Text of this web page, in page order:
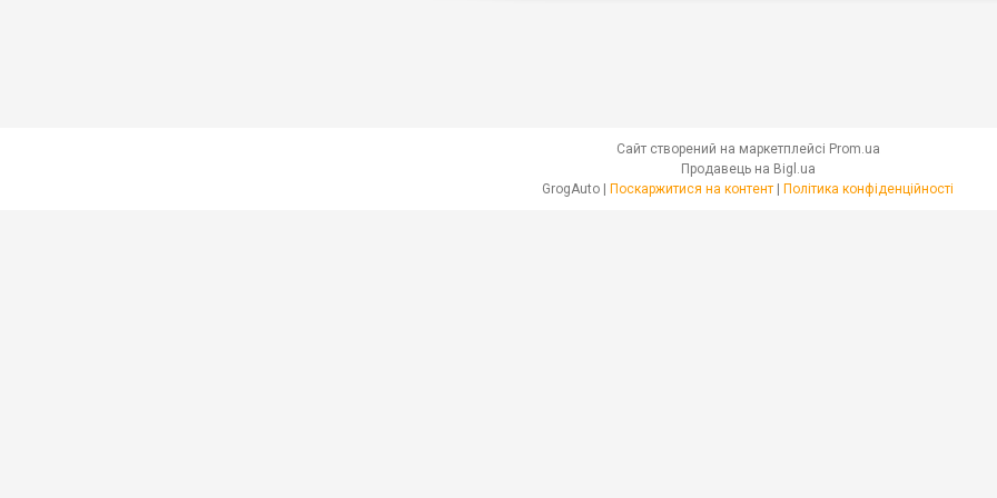
Сайт створений на маркетплейсі Prom.ua
Продавець на Bigl.ua
GrogAuto | Поскаржитися на контент | Політика конфіденційності